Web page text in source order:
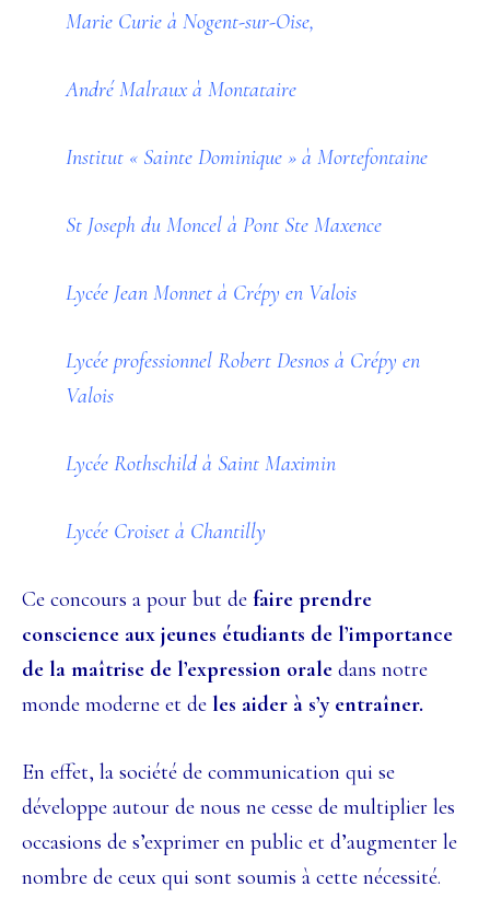
Marie Curie à Nogent-sur-Oise,
André Malraux à Montataire
Institut « Sainte Dominique » à Mortefontaine
St Joseph du Moncel à Pont Ste Maxence
Lycée Jean Monnet à Crépy en Valois
Lycée professionnel Robert Desnos à Crépy en
Valois
Lycée Rothschild à Saint Maximin
Lycée Croiset à Chantilly
Ce concours a pour but de faire prendre
conscience aux jeunes étudiants de l’importance
de la maîtrise de l’expression orale dans notre
monde moderne et de les aider à s’y entraîner.
En effet, la société de communication qui se
développe autour de nous ne cesse de multiplier les
occasions de s’exprimer en public et d’augmenter le
nombre de ceux qui sont soumis à cette nécessité.